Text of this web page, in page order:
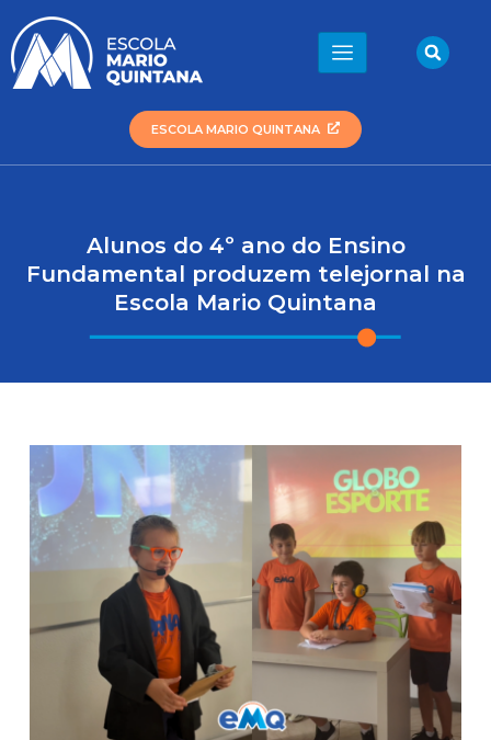
para
conteúdo
ESCOLA MARIO QUINTANA
Alunos do 4º ano do Ensino
Fundamental produzem telejornal na
Escola Mario Quintana